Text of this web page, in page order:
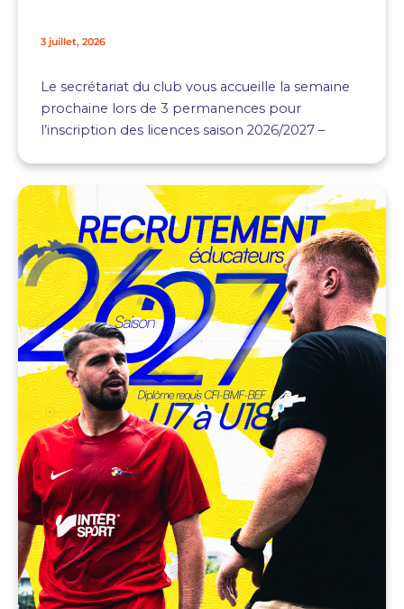
3 juillet, 2026
Le secrétariat du club vous accueille la semaine
prochaine lors de 3 permanences pour
l’inscription des licences saison 2026/2027 –